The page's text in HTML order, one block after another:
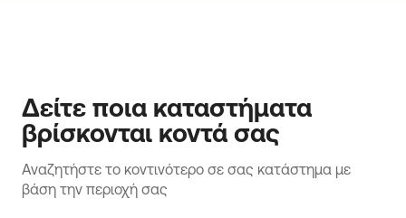
Δείτε ποια καταστήματα
βρίσκονται κοντά σας
Αναζητήστε το κοντινότερο σε σας κατάστημα με
βάση την περιοχή σας